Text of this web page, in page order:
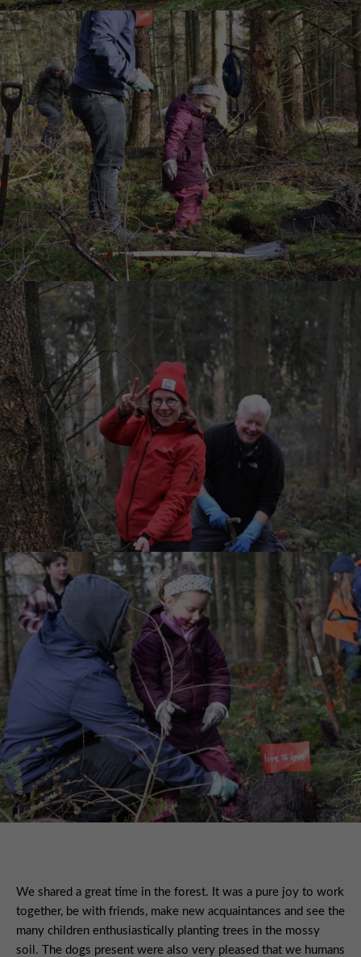
We shared a great time in the forest. It was a pure joy to work
together, be with friends, make new acquaintances and see the
many children enthusiastically planting trees in the mossy
soil. The dogs present were also very pleased that we humans